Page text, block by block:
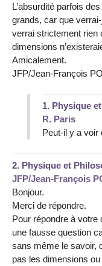
L’absurdité parfois
grands, car que
verrai strictement rien
dimensions
Amicalement.
JFP/Jean-François
1. Physique
R. Paris
Peut-il y a voir
2. Physique et
JFP/Jean-François
Bonjour.
Merci de répondre.
Pour répondre à votre
une fausse question
sans même le savoir,
pas les dimensions